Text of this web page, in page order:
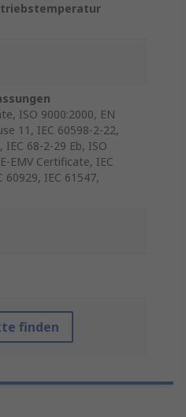
ISO 9000:2000, EN
11, IEC 60598-2-22,
IEC 68-2-29 Eb, ISO
EMV Certificate, IEC
60929, IEC 61547,
finden